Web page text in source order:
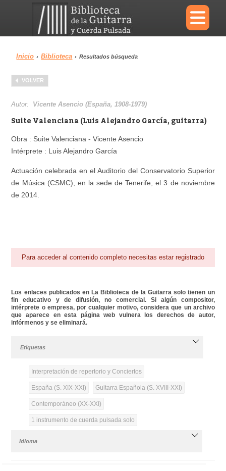
×
Menu
Biblioteca Diccionario
Área personal
Inicio › Biblioteca › Resultados búsqueda
VOLVER
Autor: Vicente Asencio (España, 1908-1979)
Suite Valenciana (Luis Alejandro García, guitarra)
Obra : Suite Valenciana - Vicente Asencio
Intérprete : Luis Alejandro García
Actuación celebrada en el Auditorio del Conservatorio Superior
de Música (CSMC), en la sede de Tenerife, el 3 de noviembre
de 2014.
Para acceder al contenido completo necesitas estar registrado
Los enlaces publicados en La Biblioteca de la Guitarra solo tienen un
fin educativo y de difusión, no comercial. Si algún compositor,
intérprete o empresa, por cualquier motivo, considera que un archivo
que aparece en esta página web vulnera los derechos de autor,
infórmenos y se eliminará.
Etiquetas
Interpretación de repertorio y Conciertos
España (S. XIX-XXI) Guitarra Española (S. XVIII-XXI)
Contemporáneo (XX-XXI)
1 instrumento de cuerda pulsada solo
Idioma